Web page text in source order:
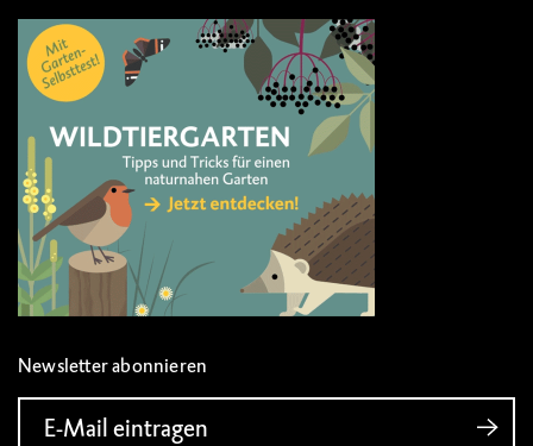
Newsletter abonnieren
E-Mail eintragen